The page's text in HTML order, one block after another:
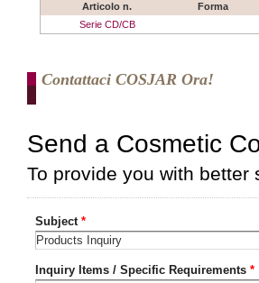
Articolo n. Forma
Serie CD/CB
Contattaci COSJAR Ora!